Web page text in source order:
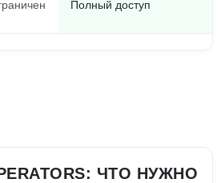
Полный доступ
ЧТО НУЖНО